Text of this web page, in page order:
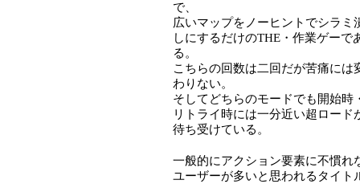
で、
広いマップをノーヒントでシラミ
しにするだけのTHE・作業ゲーで
る。
こちらの回数は二回だが苦痛には
わりない。
そしてどちらのモードでも開始時
リトライ時には一分近い超ロード
待ち受けている。
一般的にアクション要素に不慣れ
ユーザーが多いと思われるタイト